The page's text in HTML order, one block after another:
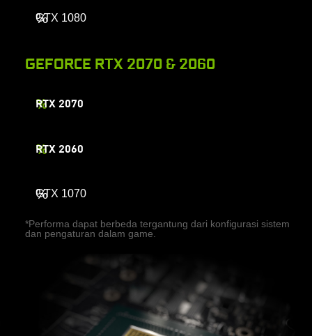
GTX 1080
%
GEFORCE RTX 2070 & 2060
RTX 2070
%
RTX 2060
%
GTX 1070
%
*Performa dapat berbeda tergantung dari konfigurasi sistem
dan pengaturan dalam game.